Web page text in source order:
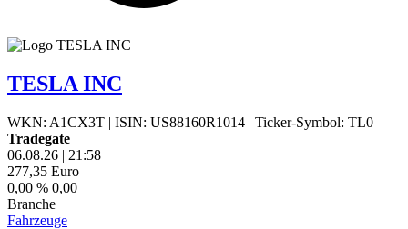
TESLA INC
WKN: A1CX3T | ISIN: US88160R1014 | Ticker-Symbol: TL0
Tradegate
06.08.26 | 21:58
277,35 Euro
0,00 % 0,00
Branche
Fahrzeuge